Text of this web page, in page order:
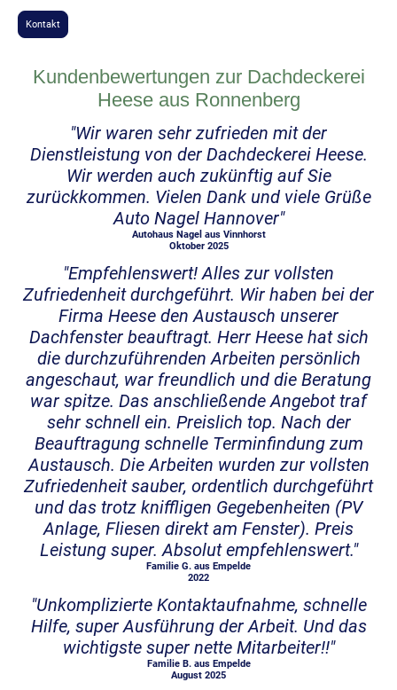
Kontakt
Kundenbewertungen zur Dachdeckerei
Heese aus Ronnenberg
"Wir waren sehr zufrieden mit der
Dienstleistung von der Dachdeckerei Heese.
Wir werden auch zukünftig auf Sie
zurückkommen. Vielen Dank und viele Grüße
Auto Nagel Hannover"
Autohaus Nagel aus Vinnhorst
Oktober 2025
"Empfehlenswert! Alles zur vollsten
Zufriedenheit durchgeführt. Wir haben bei der
Firma Heese den Austausch unserer
Dachfenster beauftragt. Herr Heese hat sich
die durchzuführenden Arbeiten persönlich
angeschaut, war freundlich und die Beratung
war spitze. Das anschließende Angebot traf
sehr schnell ein. Preislich top. Nach der
Beauftragung schnelle Terminfindung zum
Austausch. Die Arbeiten wurden zur vollsten
Zufriedenheit sauber, ordentlich durchgeführt
und das trotz kniffligen Gegebenheiten (PV
Anlage, Fliesen direkt am Fenster). Preis
Leistung super. Absolut empfehlenswert."
Familie G. aus Empelde
2022
"Unkomplizierte Kontaktaufnahme, schnelle
Hilfe, super Ausführung der Arbeit. Und das
wichtigste super nette Mitarbeiter!!"
Familie B. aus Empelde
August 2025